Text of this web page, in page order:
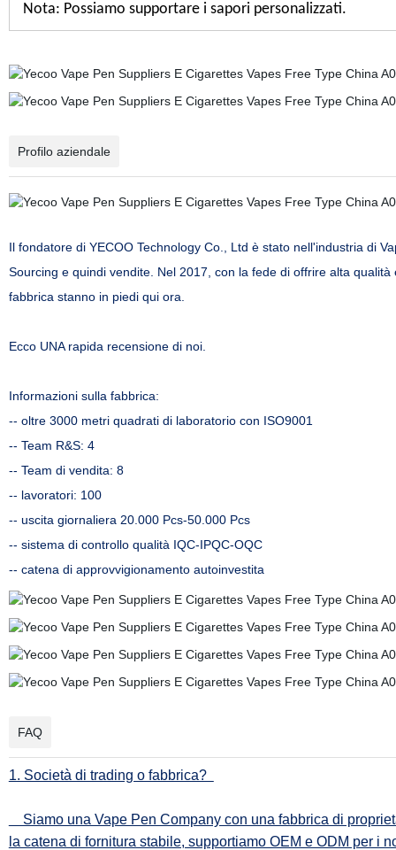
Nota: Possiamo supportare i sapori personalizzati.
Profilo aziendale
Il fondatore di YECOO Technology Co., Ltd è stato nell'industria di
Sourcing e quindi vendite. Nel 2017, con la fede di offrire alta
fabbrica stanno in piedi qui ora.
Ecco UNA rapida recensione di noi.
Informazioni sulla fabbrica:
-- oltre 3000 metri quadrati di laboratorio con ISO9001
-- Team R&S: 4
-- Team di vendita: 8
-- lavoratori: 100
-- uscita giornaliera 20.000 Pcs-50.000 Pcs
-- sistema di controllo qualità IQC-IPQC-OQC
-- catena di approvvigionamento autoinvestita
FAQ
1. Società di trading o fabbrica?
Siamo una Vape Pen Company con una fabbrica di
la catena di fornitura stabile, supportiamo OEM e ODM per i